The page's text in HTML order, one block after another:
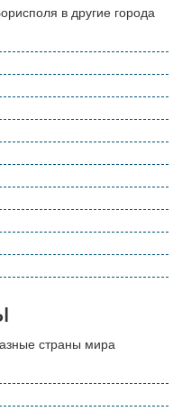
в другие города
страны мира